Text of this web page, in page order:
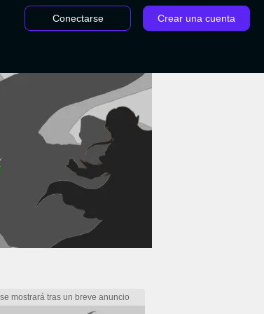
Conectarse Crear una cuenta